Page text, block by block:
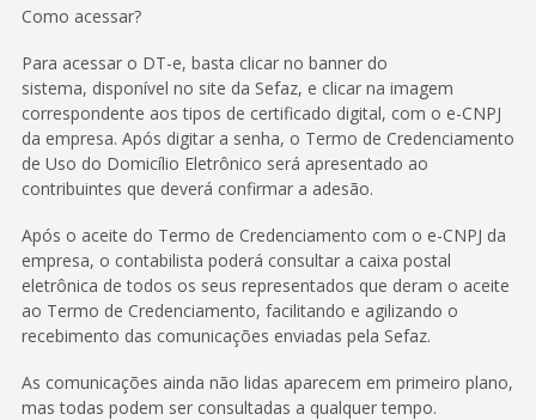
Como acessar?
Para acessar o DT-e, basta clicar no banner do
sistema, disponível no site da Sefaz, e clicar na imagem
correspondente aos tipos de certificado digital, com o e-CNPJ
da empresa. Após digitar a senha, o Termo de Credenciamento
de Uso do Domicílio Eletrônico será apresentado ao
contribuintes que deverá confirmar a adesão.
Após o aceite do Termo de Credenciamento com o e-CNPJ da
empresa, o contabilista poderá consultar a caixa postal
eletrônica de todos os seus representados que deram o aceite
ao Termo de Credenciamento, facilitando e agilizando o
recebimento das comunicações enviadas pela Sefaz.
As comunicações ainda não lidas aparecem em primeiro plano,
mas todas podem ser consultadas a qualquer tempo.